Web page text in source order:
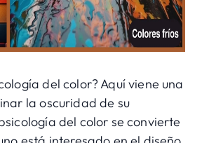
del color? Aquí viene una
la oscuridad de su
del color se convierte